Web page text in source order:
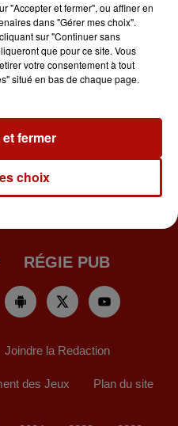
RÉGIE PUB
Joindre la Redaction
des Jeux Plan du site
"Accepter et fermer", ou affiner en
dans "Gérer mes choix".
sur "Continuer sans
que pour ce site. Vous
votre consentement à tout
situé en bas de chaque page.
choix
fermer